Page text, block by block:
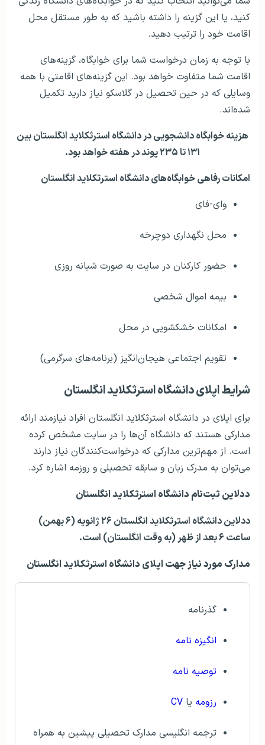
کنید، یا این گزینه را داشته باشید که به طور مستقل محل
اقامت خود را ترتیب دهید.
با توجه به زمان درخواست شما برای خوابگاه، گزینه‌های
اقامت شما متفاوت خواهد بود. این گزینه‌های اقامتی با همه
وسایلی که در حین تحصیل در گلاسکو نیاز دارید تکمیل
شده‌اند.
هزینه خوابگاه دانشجویی در دانشگاه استرثکلاید انگلستان بین
۱۳۱ تا ۲۳۵ پوند در هفته خواهد بود.
امکانات رفاهی خوابگاه‌های دانشگاه استرثکلاید انگلستان
وای-فای
محل نگهداری دوچرخه
حضور کارکنان در سایت به صورت شبانه روزی
بیمه اموال شخصی
امکانات خشکشویی در محل
تقویم اجتماعی هیجان‌انگیز (برنامه‌های سرگرمی)
شرايط اپلای دانشگاه استرثکلاید انگلستان
برای اپلای در دانشگاه استرثکلاید انگلستان افراد نیازمند ارائه
مدارکی هستند که دانشگاه آن‌ها را در سایت مشخص کرده
است. از مهم‌ترین مدارکی که درخواست‌کنندگان نیاز دارند
می‌توان به مدرک زبان و سابقه تحصیلی و روزمه اشاره کرد.
ددلاين ثبت‌نام دانشگاه استرثکلاید انگلستان
ددلاین دانشگاه استرثکلاید انگلستان ۲۶ ژانویه (۶ بهمن)
ساعت ۶ بعد از ظهر (به وقت انگلستان) است.
مدارک مورد نیاز جهت اپلای دانشگاه استرثکلاید انگلستان
گذرنامه
انگیزه نامه
توصیه نامه
رزومه یا CV
ترجمه انگلیسی مدارک تحصیلی پیشین به همراه